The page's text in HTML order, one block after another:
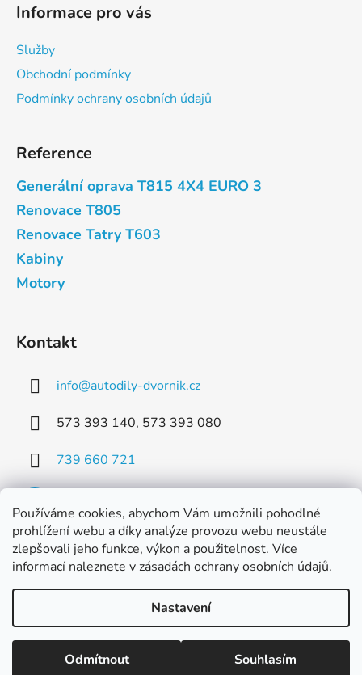
Používáme cookies, abychom Vám umožnili pohodlné
prohlížení webu a díky analýze provozu webu neustále
zlepšovali jeho funkce, výkon a použitelnost. Více
informací naleznete v zásadách ochrany osobních údajů.
Nastavení
Odmítnout Souhlasím
Informace pro vás
Služby
Obchodní podmínky
Podmínky ochrany osobních údajů
Reference
Generální oprava T815 4X4 EURO 3
Renovace T805
Renovace Tatry T603
Kabiny
Motory
Kontakt
info@autodily-dvornik.cz
573 393 140, 573 393 080
739 660 721
Facebook
Vytvořil Shoptet
Copyright 2026Dvorník AUTODÍLY s.r.o.. Všechna